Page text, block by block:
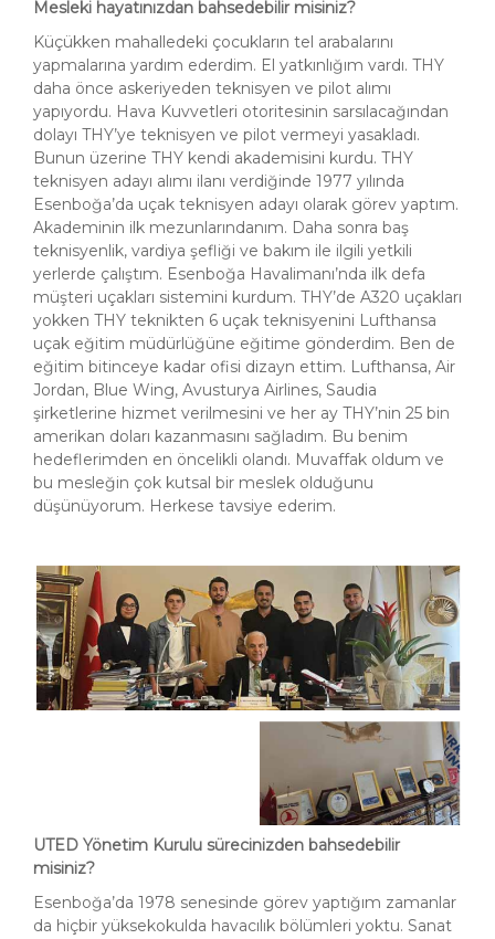
Mesleki hayatınızdan bahsedebilir misiniz?
Küçükken mahalledeki çocukların tel arabalarını
yapmalarına yardım ederdim. El yatkınlığım vardı. THY
daha önce askeriyeden teknisyen ve pilot alımı
yapıyordu. Hava Kuvvetleri otoritesinin sarsılacağından
dolayı THY’ye teknisyen ve pilot vermeyi yasakladı.
Bunun üzerine THY kendi akademisini kurdu. THY
teknisyen adayı alımı ilanı verdiğinde 1977 yılında
Esenboğa’da uçak teknisyen adayı olarak görev yaptım.
Akademinin ilk mezunlarındanım. Daha sonra baş
teknisyenlik, vardiya şefliği ve bakım ile ilgili yetkili
yerlerde çalıştım. Esenboğa Havalimanı’nda ilk defa
müşteri uçakları sistemini kurdum. THY’de A320 uçakları
yokken THY teknikten 6 uçak teknisyenini Lufthansa
uçak eğitim müdürlüğüne eğitime gönderdim. Ben de
eğitim bitinceye kadar ofisi dizayn ettim. Lufthansa, Air
Jordan, Blue Wing, Avusturya Airlines, Saudia
şirketlerine hizmet verilmesini ve her ay THY’nin 25 bin
amerikan doları kazanmasını sağladım. Bu benim
hedeflerimden en öncelikli olandı. Muvaffak oldum ve
bu mesleğin çok kutsal bir meslek olduğunu
düşünüyorum. Herkese tavsiye ederim.
UTED Yönetim Kurulu sürecinizden bahsedebilir
misiniz?
Esenboğa’da 1978 senesinde görev yaptığım zamanlar
da hiçbir yüksekokulda havacılık bölümleri yoktu. Sanat